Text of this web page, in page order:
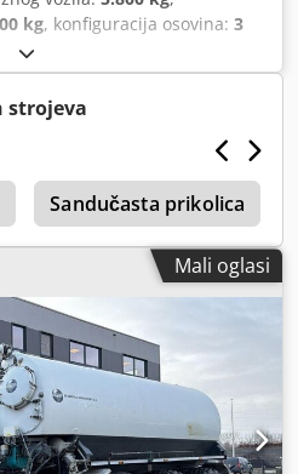
kg, konfiguracija osovina: 3
04/1984
, vozačeva kabina:drugo,
strojeva
Sandučasta prikolica
Mali oglasi